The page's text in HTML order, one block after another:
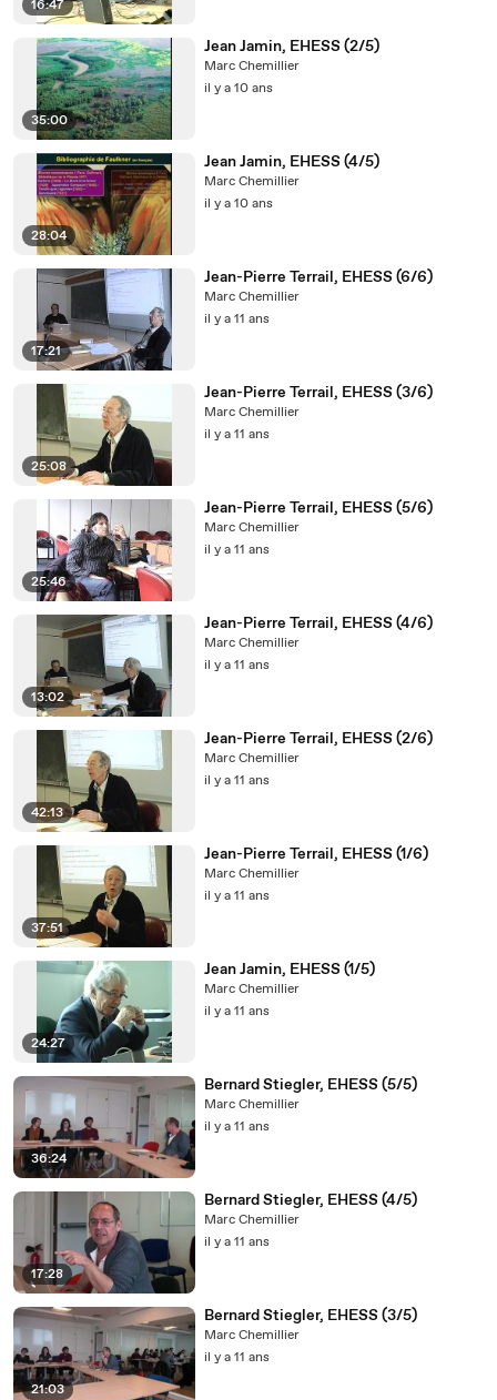
16:47
35:00
Jean Jamin, EHESS (2/5)
Marc Chemillier
il y a 10 ans
28:04
Jean Jamin, EHESS (4/5)
Marc Chemillier
il y a 10 ans
17:21
Jean-Pierre Terrail, EHESS (6/6)
Marc Chemillier
il y a 11 ans
25:08
Jean-Pierre Terrail, EHESS (3/6)
Marc Chemillier
il y a 11 ans
25:46
Jean-Pierre Terrail, EHESS (5/6)
Marc Chemillier
il y a 11 ans
13:02
Jean-Pierre Terrail, EHESS (4/6)
Marc Chemillier
il y a 11 ans
42:13
Jean-Pierre Terrail, EHESS (2/6)
Marc Chemillier
il y a 11 ans
37:51
Jean-Pierre Terrail, EHESS (1/6)
Marc Chemillier
il y a 11 ans
24:27
Jean Jamin, EHESS (1/5)
Marc Chemillier
il y a 11 ans
36:24
Bernard Stiegler, EHESS (5/5)
Marc Chemillier
il y a 11 ans
17:28
Bernard Stiegler, EHESS (4/5)
Marc Chemillier
il y a 11 ans
21:03
Bernard Stiegler, EHESS (3/5)
Marc Chemillier
il y a 11 ans